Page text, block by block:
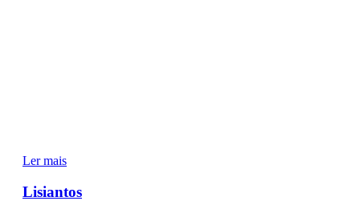
Ler mais
Lisiantos